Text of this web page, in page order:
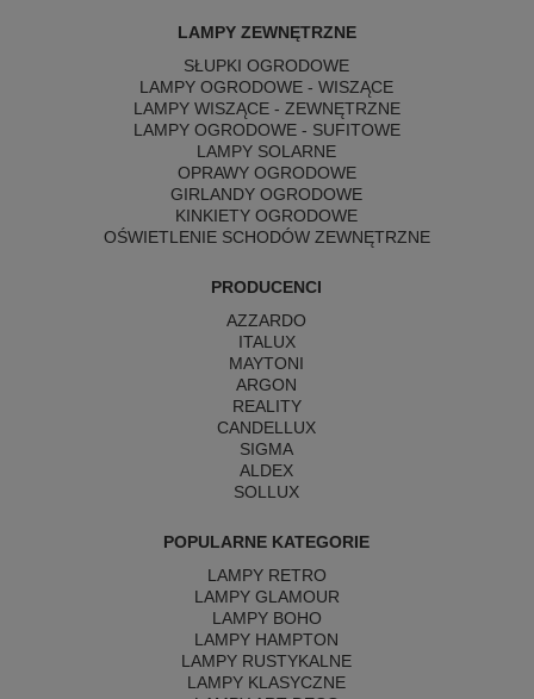
LAMPY ZEWNĘTRZNE
SŁUPKI OGRODOWE
LAMPY OGRODOWE - WISZĄCE
LAMPY WISZĄCE - ZEWNĘTRZNE
LAMPY OGRODOWE - SUFITOWE
LAMPY SOLARNE
OPRAWY OGRODOWE
GIRLANDY OGRODOWE
KINKIETY OGRODOWE
OŚWIETLENIE SCHODÓW ZEWNĘTRZNE
PRODUCENCI
AZZARDO
ITALUX
MAYTONI
ARGON
REALITY
CANDELLUX
SIGMA
ALDEX
SOLLUX
POPULARNE KATEGORIE
LAMPY RETRO
LAMPY GLAMOUR
LAMPY BOHO
LAMPY HAMPTON
LAMPY RUSTYKALNE
LAMPY KLASYCZNE